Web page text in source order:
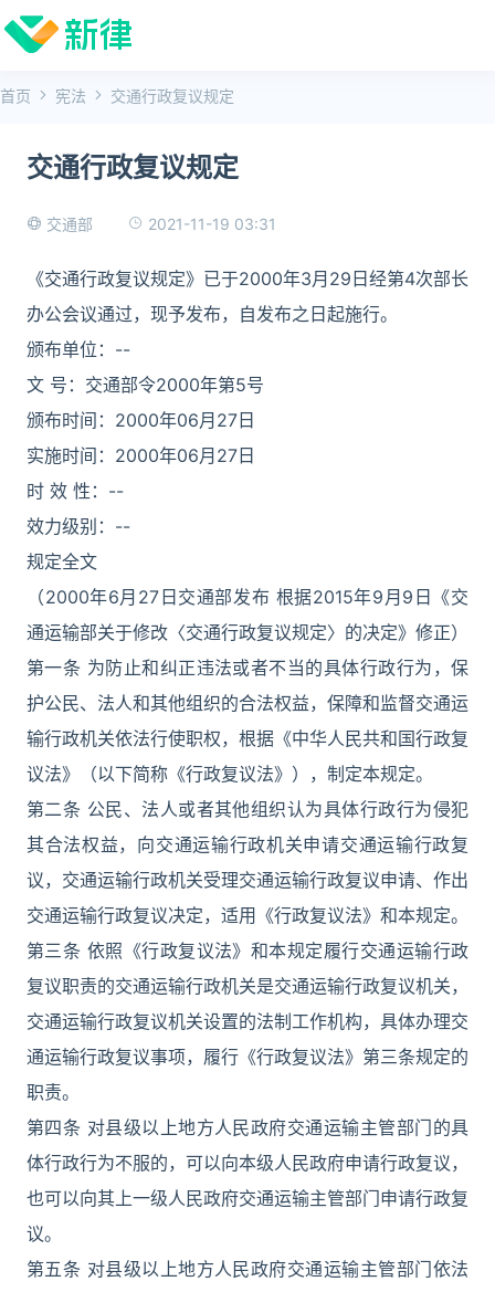
首页 宪法 交通行政复议规定
交通行政复议规定
交通部 2021-11-19 03:31
《交通行政复议规定》已于2000年3月29日经第4次部长
办公会议通过，现予发布，自发布之日起施行。
颁布单位：--
文 号：交通部令2000年第5号
颁布时间：2000年06月27日
实施时间：2000年06月27日
时 效 性：--
效力级别：--
规定全文
（2000年6月27日交通部发布 根据2015年9月9日《交
通运输部关于修改〈交通行政复议规定〉的决定》修正）
第一条 为防止和纠正违法或者不当的具体行政行为，保
护公民、法人和其他组织的合法权益，保障和监督交通运
输行政机关依法行使职权，根据《中华人民共和国行政复
议法》（以下简称《行政复议法》），制定本规定。
第二条 公民、法人或者其他组织认为具体行政行为侵犯
其合法权益，向交通运输行政机关申请交通运输行政复
议，交通运输行政机关受理交通运输行政复议申请、作出
交通运输行政复议决定，适用《行政复议法》和本规定。
第三条 依照《行政复议法》和本规定履行交通运输行政
复议职责的交通运输行政机关是交通运输行政复议机关，
交通运输行政复议机关设置的法制工作机构，具体办理交
通运输行政复议事项，履行《行政复议法》第三条规定的
职责。
第四条 对县级以上地方人民政府交通运输主管部门的具
体行政行为不服的，可以向本级人民政府申请行政复议，
也可以向其上一级人民政府交通运输主管部门申请行政复
议。
第五条 对县级以上地方人民政府交通运输主管部门依法